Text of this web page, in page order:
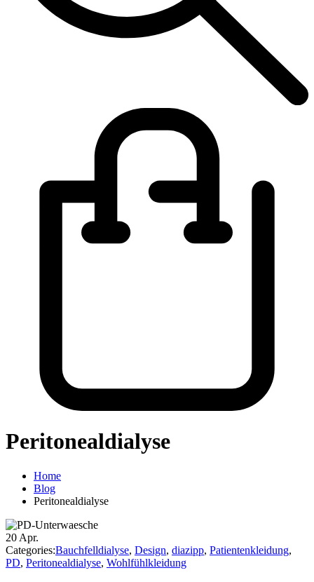
Peritonealdialyse
Home
Blog
Peritonealdialyse
20 Apr.
Categories:Bauchfelldialyse, Design, diazipp, Patientenkleidung,
PD, Peritonealdialyse, Wohlfühlkleidung